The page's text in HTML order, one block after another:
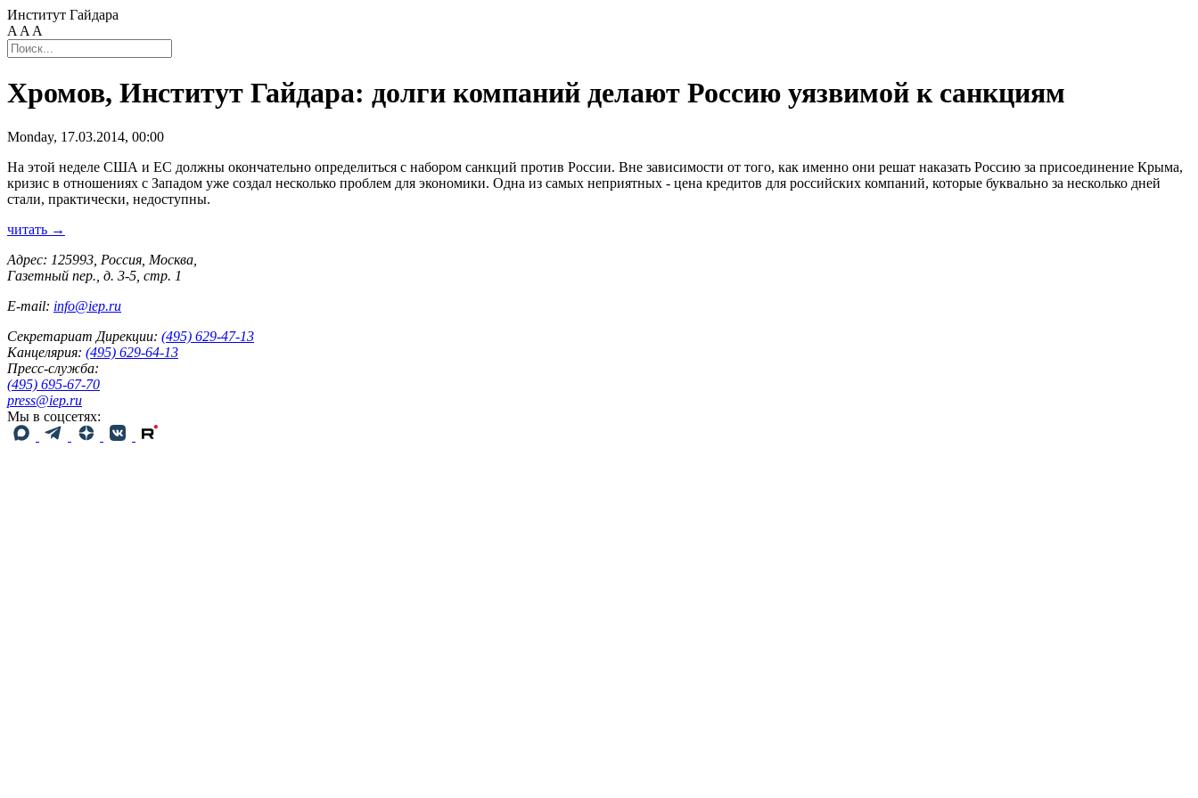
Институт Гайдара
A A A
Хромов, Институт Гайдара: долги компаний делают Россию уязвимой к санкциям
Monday, 17.03.2014, 00:00
На этой неделе США и ЕС должны окончательно определиться с набором санкций против России. Вне зависимости от того, как именно они решат наказать Россию за присоединение Крыма,
кризис в отношениях с Западом уже создал несколько проблем для экономики. Одна из самых неприятных - цена кредитов для российских компаний, которые буквально за несколько дней
стали, практически, недоступны.
читать →
Адрес: 125993, Россия, Москва,
Газетный пер., д. 3-5, стр. 1
E-mail: info@iep.ru
Секретариат Дирекции: (495) 629-47-13
Канцелярия: (495) 629-64-13
Пресс-служба:
(495) 695-67-70
press@iep.ru
Мы в соцсетях: